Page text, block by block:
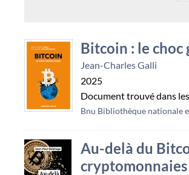
Bitcoin : le
Jean-Charles Galli
2025
Document trouvé dans
Bnu Bibliothèque nationale
Au-delà du
cryptomonnaies